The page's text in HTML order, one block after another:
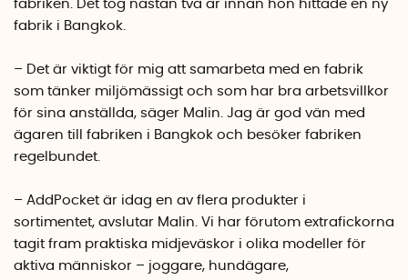
fabriken. Det tog nästan två år innan hon hittade en ny
fabrik i Bangkok.
– Det är viktigt för mig att samarbeta med en fabrik
som tänker miljömässigt och som har bra arbetsvillkor
för sina anställda, säger Malin. Jag är god vän med
ägaren till fabriken i Bangkok och besöker fabriken
regelbundet.
– AddPocket är idag en av flera produkter i
sortimentet, avslutar Malin. Vi har förutom extrafickorna
tagit fram praktiska midjeväskor i olika modeller för
aktiva människor – joggare, hundägare,